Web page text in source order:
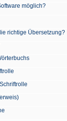
möglich?
richtige Übersetzung?